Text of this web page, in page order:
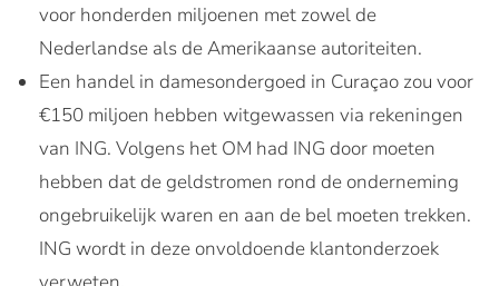
voor honderden miljoenen met zowel de
Nederlandse als de Amerikaanse autoriteiten.
Een handel in damesondergoed in Curaçao zou voor
€150 miljoen hebben witgewassen via rekeningen
van ING. Volgens het OM had ING door moeten
hebben dat de geldstromen rond de onderneming
ongebruikelijk waren en aan de bel moeten trekken.
ING wordt in deze onvoldoende klantonderzoek